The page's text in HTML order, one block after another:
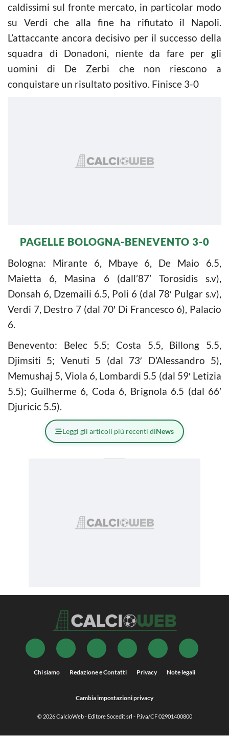
caldissimi sul fronte mercato, in particolar modo
su Verdi che alla fine ha rifiutato il Napoli.
L’attaccante ancora decisivo per il successo della
squadra di Donadoni, niente da fare per gli
uomini di De Zerbi che non riescono a
conquistare un risultato positivo. Finisce 3-0
PAGELLE BOLOGNA-BENEVENTO 3-0
Bologna: Mirante 6, Mbaye 6, De Maio 6.5,
Maietta 6, Masina 6 (dall’87’ Torosidis s.v),
Donsah 6, Dzemaili 6.5, Poli 6 (dal 78′ Pulgar s.v),
Verdi 7, Destro 7 (dal 70′ Di Francesco 6), Palacio
6.
Benevento: Belec 5.5; Costa 5.5, Billong 5.5,
Djimsiti 5; Venuti 5 (dal 73′ D’Alessandro 5),
Memushaj 5, Viola 6, Lombardi 5.5 (dal 59′ Letizia
5.5); Guilherme 6, Coda 6, Brignola 6.5 (dal 66′
Djuricic 5.5).
Leggi gli articoli più recenti diNews
Chi siamo Redazione e Contatti Privacy Note legali
Cambia impostazioni privacy
© 2026CalcioWeb- Editore Socedit srl - P.iva/CF 02901400800